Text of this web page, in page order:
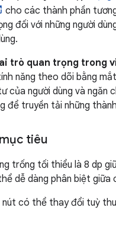
cho các thành phần
đối với những người
trò quan trọng trong
năng theo dõi bằng
của người dùng và ngăn
để truyền tải những
tiêu
trống tối thiểu là 8 dp
dễ dàng phân biệt
có thể thay đổi tuỳ